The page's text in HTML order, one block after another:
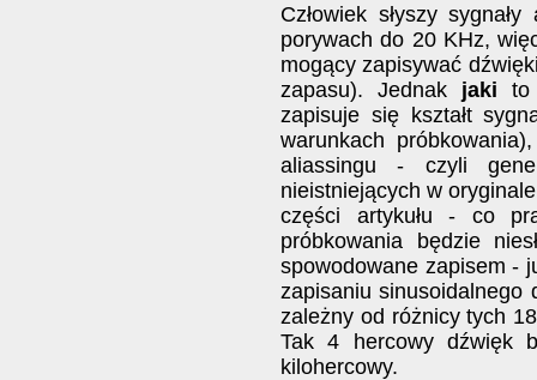
Człowiek słyszy
porywach do 20 KHz,
mogący zapisywać
zapasu). Jednak jaki to
zapisuje się kształt
warunkach
aliassingu - czyli
nieistniejących w
części artykułu - co
próbkowania będzie
spowodowane zapisem -
zapisaniu sinusoidalnego
zależny od różnicy tych
Tak 4 hercowy dźwięk
kilohercowy.